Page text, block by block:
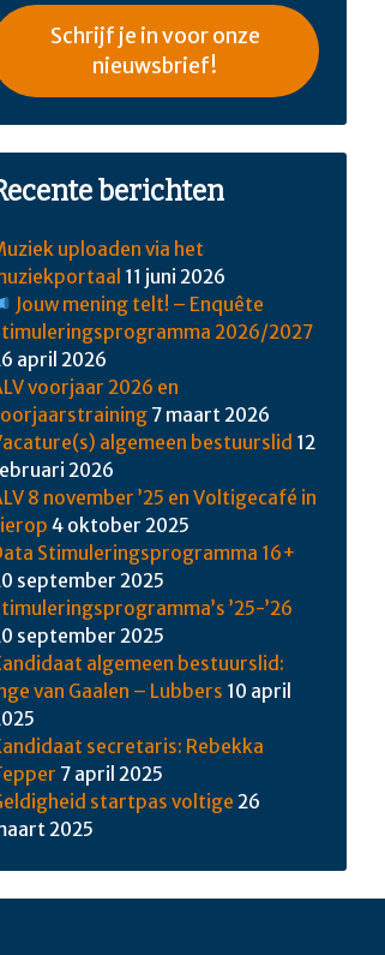
Schrijf je in voor onze
nieuwsbrief!
berichten
uploaden via het
11 juni 2026
Jouw mening telt! – Enquête
2026/2027
april 2026
voorjaar 2026 en
7 maart 2026
algemeen bestuurslid 12
2026
8 november ’25 en Voltigecafé in
4 oktober 2025
Stimuleringsprogramma 16+
september 2025
’25-’26
september 2025
algemeen bestuurslid:
van Gaalen – Lubbers 10 april
secretaris: Rebekka
7 april 2025
startpas voltige 26
2025